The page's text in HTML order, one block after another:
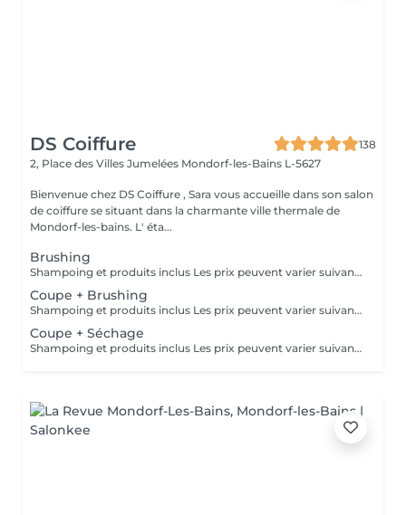
DS Coiffure
138
2, Place des Villes Jumelées Mondorf-les-Bains L-5627
Bienvenue chez DS Coiffure , Sara vous accueille dans son salon
de coiffure se situant dans la charmante ville thermale de
Mondorf-les-bains. L' éta...
Brushing
Shampoing et produits inclus Les prix peuvent varier suivant la quantité de travail
Coupe + Brushing
Shampoing et produits inclus Les prix peuvent varier suivant la quantité de travail
Coupe + Séchage
Shampoing et produits inclus Les prix peuvent varier suivant la quantité de travail